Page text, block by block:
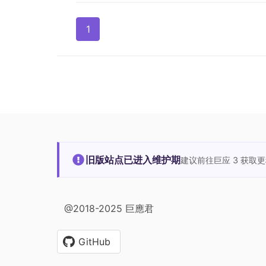
1
旧版站点已进入维护期建议前往巨应 3 获取
@2018-2025 巨應君
GitHub